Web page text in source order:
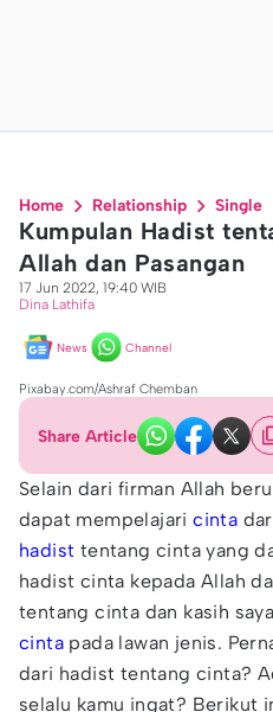
Home Relationship Single
Kumpulan Hadist
Allah dan Pasangan
17 Jun 2022, 19:40 WIB
Dina Lathifa
News Channel
Pixabay.com/Ashraf Chemban
Share Article
Selain dari firman Allah
dapat mempelajaricinta
hadist tentang cinta yang
hadist cinta kepada Allah
tentang cinta dan kasih
cinta pada lawan jenis.
dari hadist tentang cinta?
selalu kamu ingat? Berikut